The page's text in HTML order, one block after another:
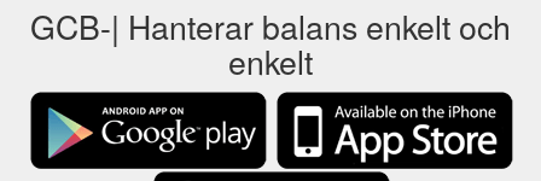
GCB-| Hanterar balans enkelt och
enkelt